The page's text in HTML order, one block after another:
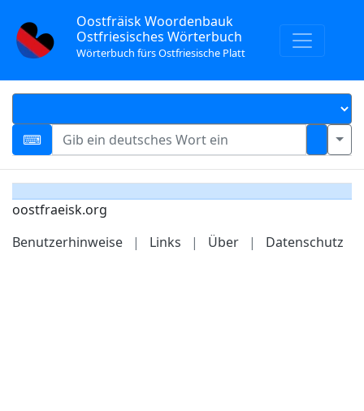
Oostfräisk Woordenbauk
Ostfriesisches Wörterbuch
Wörterbuch fürs Ostfriesische Platt
oostfraeisk.org
Benutzerhinweise
| Links | Über | Datenschutz